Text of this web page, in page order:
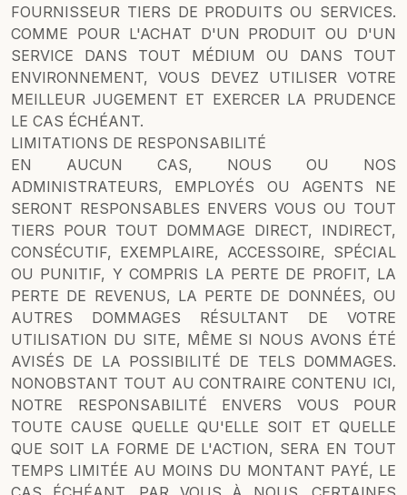
FOURNISSEUR TIERS DE PRODUITS OU SERVICES.
COMME POUR L'ACHAT D'UN PRODUIT OU D'UN
SERVICE DANS TOUT MÉDIUM OU DANS TOUT
ENVIRONNEMENT, VOUS DEVEZ UTILISER VOTRE
MEILLEUR JUGEMENT ET EXERCER LA PRUDENCE
LE CAS ÉCHÉANT.
LIMITATIONS DE RESPONSABILITÉ
EN AUCUN CAS, NOUS OU NOS
ADMINISTRATEURS, EMPLOYÉS OU AGENTS NE
SERONT RESPONSABLES ENVERS VOUS OU TOUT
TIERS POUR TOUT DOMMAGE DIRECT, INDIRECT,
CONSÉCUTIF, EXEMPLAIRE, ACCESSOIRE, SPÉCIAL
OU PUNITIF, Y COMPRIS LA PERTE DE PROFIT, LA
PERTE DE REVENUS, LA PERTE DE DONNÉES, OU
AUTRES DOMMAGES RÉSULTANT DE VOTRE
UTILISATION DU SITE, MÊME SI NOUS AVONS ÉTÉ
AVISÉS DE LA POSSIBILITÉ DE TELS DOMMAGES.
NONOBSTANT TOUT AU CONTRAIRE CONTENU ICI,
NOTRE RESPONSABILITÉ ENVERS VOUS POUR
TOUTE CAUSE QUELLE QU'ELLE SOIT ET QUELLE
QUE SOIT LA FORME DE L'ACTION, SERA EN TOUT
TEMPS LIMITÉE AU MOINS DU MONTANT PAYÉ, LE